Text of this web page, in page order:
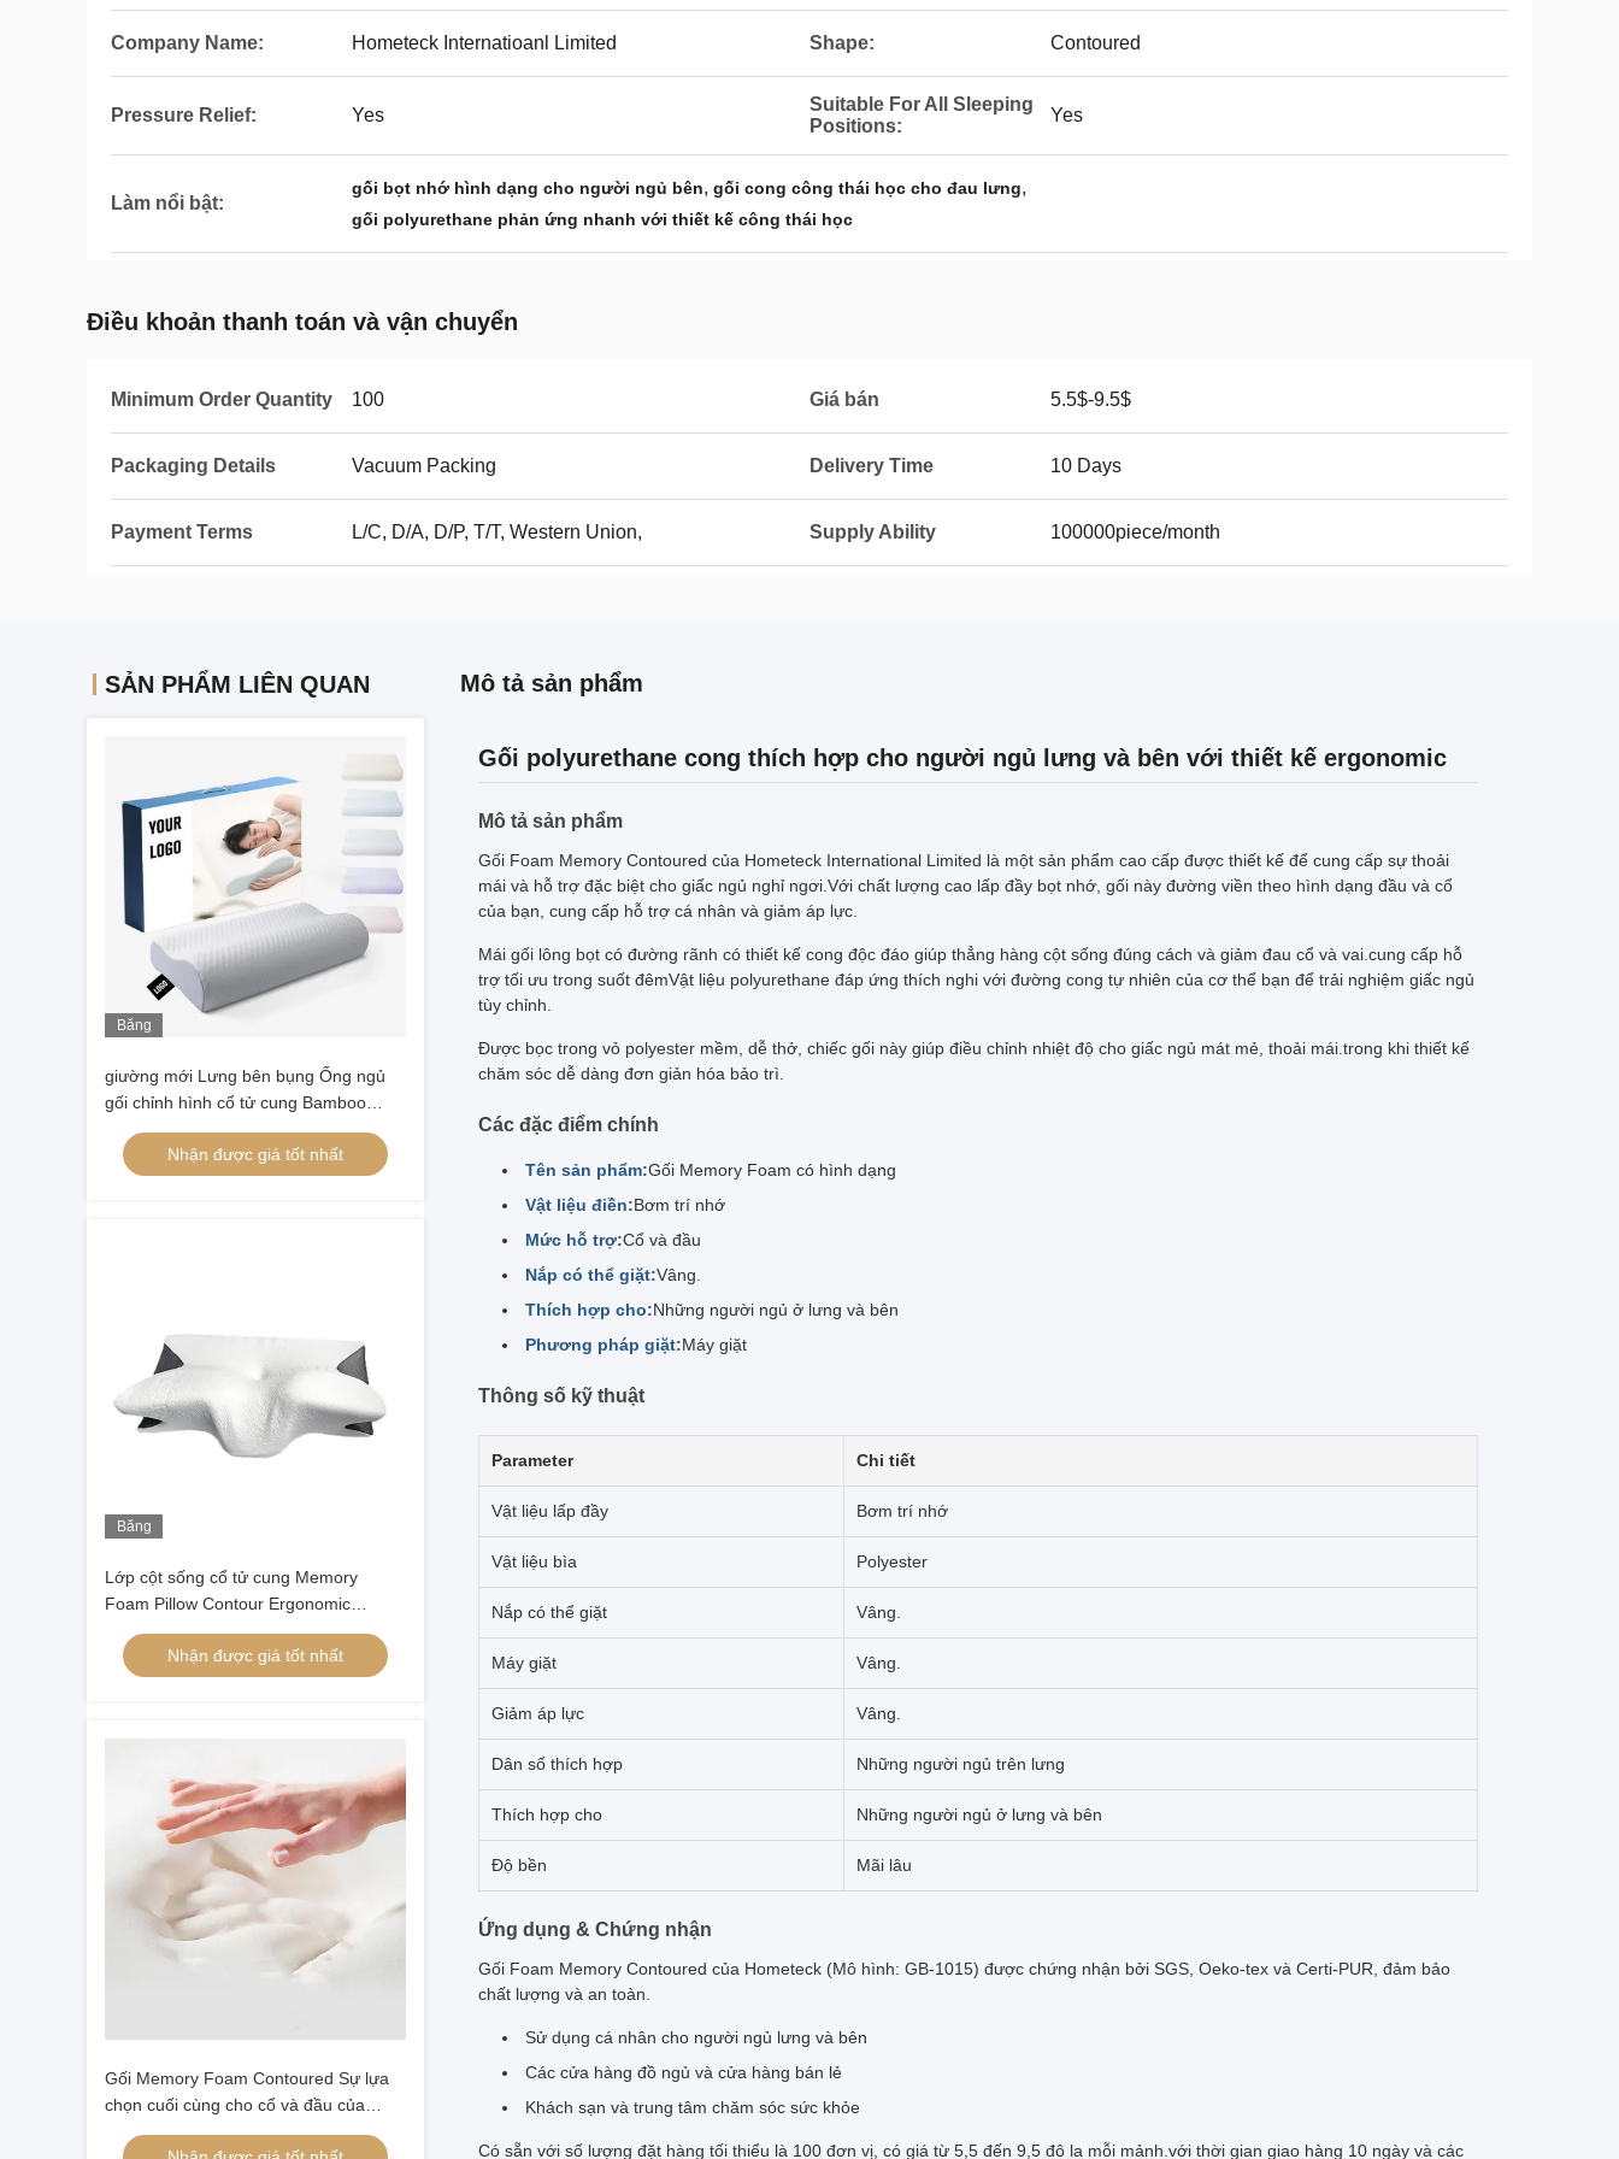
Company Name: Hometeck Internatioanl Limited Shape: Contoured
Pressure Relief: Yes
Suitable For All Sleeping
Positions:
Yes
Làm nổi bật:
gối bọt nhớ hình dạng cho người ngủ bên, gối cong công thái học cho đau lưng,
gối polyurethane phản ứng nhanh với thiết kế công thái học
Điều khoản thanh toán và vận chuyển
Minimum Order Quantity 100 Giá bán 5.5$-9.5$
Packaging Details Vacuum Packing Delivery Time 10 Days
Payment Terms L/C, D/A, D/P, T/T, Western Union, Supply Ability 100000piece/month
SẢN PHẨM LIÊN QUAN
Băng
giường mới Lưng bên bụng Ống ngủ
gối chỉnh hình cổ tử cung Bamboo
Contour Ergonomic Memory Foam
Pillow Đầu chỉnh hình
Nhận được giá tốt nhất
Băng
Lớp cột sống cổ tử cung Memory
Foam Pillow Contour Ergonomic
Butterfly Shape
Nhận được giá tốt nhất
Gối Memory Foam Contoured Sự lựa
chọn cuối cùng cho cổ và đầu của
người ngủ nằm trên lưng
Mô tả sản phẩm
Gối polyurethane cong thích hợp cho người ngủ lưng và bên với thiết kế ergonomic
Mô tả sản phẩm
Gối Foam Memory Contoured của Hometeck International Limited là một sản phẩm cao cấp được thiết kế để cung cấp sự thoải
mái và hỗ trợ đặc biệt cho giấc ngủ nghỉ ngơi.Với chất lượng cao lấp đầy bọt nhớ, gối này đường viền theo hình dạng đầu và cổ
của bạn, cung cấp hỗ trợ cá nhân và giảm áp lực.
Mái gối lông bọt có đường rãnh có thiết kế cong độc đáo giúp thẳng hàng cột sống đúng cách và giảm đau cổ và vai.cung cấp hỗ
trợ tối ưu trong suốt đêmVật liệu polyurethane đáp ứng thích nghi với đường cong tự nhiên của cơ thể bạn để trải nghiệm giấc ngủ
tùy chỉnh.
Được bọc trong vỏ polyester mềm, dễ thở, chiếc gối này giúp điều chỉnh nhiệt độ cho giấc ngủ mát mẻ, thoải mái.trong khi thiết kế
chăm sóc dễ dàng đơn giản hóa bảo trì.
Các đặc điểm chính
Tên sản phẩm:Gối Memory Foam có hình dạng
Vật liệu điền:Bơm trí nhớ
Mức hỗ trợ:Cổ và đầu
Nắp có thể giặt:Vâng.
Thích hợp cho:Những người ngủ ở lưng và bên
Phương pháp giặt:Máy giặt
Thông số kỹ thuật
Parameter Chi tiết
Vật liệu lấp đầy Bơm trí nhớ
Vật liệu bìa Polyester
Nắp có thể giặt Vâng.
Máy giặt Vâng.
Giảm áp lực Vâng.
Dân số thích hợp Những người ngủ trên lưng
Thích hợp cho Những người ngủ ở lưng và bên
Độ bền Mãi lâu
Ứng dụng & Chứng nhận
Gối Foam Memory Contoured của Hometeck (Mô hình: GB-1015) được chứng nhận bởi SGS, Oeko-tex và Certi-PUR, đảm bảo
chất lượng và an toàn.
Sử dụng cá nhân cho người ngủ lưng và bên
Các cửa hàng đồ ngủ và cửa hàng bán lẻ
Khách sạn và trung tâm chăm sóc sức khỏe
Có sẵn với số lượng đặt hàng tối thiểu là 100 đơn vị, có giá từ 5,5 đến 9,5 đô la mỗi mảnh.với thời gian giao hàng 10 ngày và các